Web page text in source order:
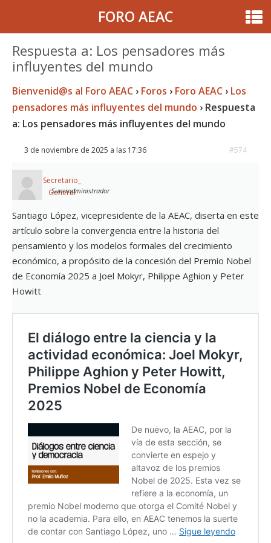
FORO AEAC
Respuesta a: Los pensadores más
influyentes del mundo
Bienvenid@s al Foro AEAC › Foros › Foro AEAC › Los
pensadores más influyentes del mundo › Respuesta
a: Los pensadores más influyentes del mundo
3 de noviembre de 2025 a las 17:36 #574
Secretario_
General
Superadministrador
Santiago López, vicepresidente de la AEAC, diserta en este
artículo sobre la convergencia entre la historia del
pensamiento y los modelos formales del crecimiento
económico, a propósito de la concesión del Premio Nobel
de Economía 2025 a Joel Mokyr, Philippe Aghion y Peter
Howitt